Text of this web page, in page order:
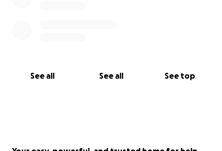
See all See all See top